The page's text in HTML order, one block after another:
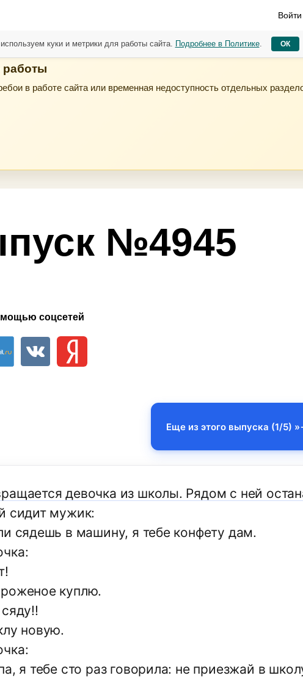
Войти
работы
в работе сайта или временная недоступность отдельных
№4945
соцсетей
Еще из этого выпуска (1/5) »
девочка из школы. Рядом с ней
сидит мужик:
сядешь в машину, я тебе конфету дам.
куплю.
новую.
я тебе сто раз говорила: не приезжай в
куки и метрики для работы сайта. Подробнее в Политике. ОК